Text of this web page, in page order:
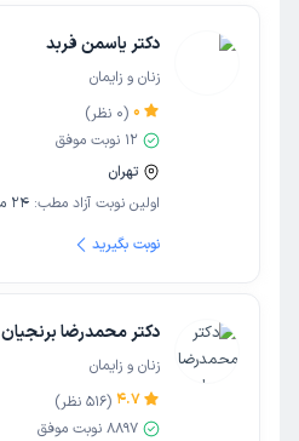
دکتر یاسمن فربد
زنان و زایمان
0
(
0 نظر)
12 نوبت موفق
تهران
اولین نوبت آزاد مطب: 24 مرداد 1405
نوبت بگیرید
دکتر محمدرضا برنجیان
زنان و زایمان
4.7
(
516 نظر)
8897 نوبت موفق